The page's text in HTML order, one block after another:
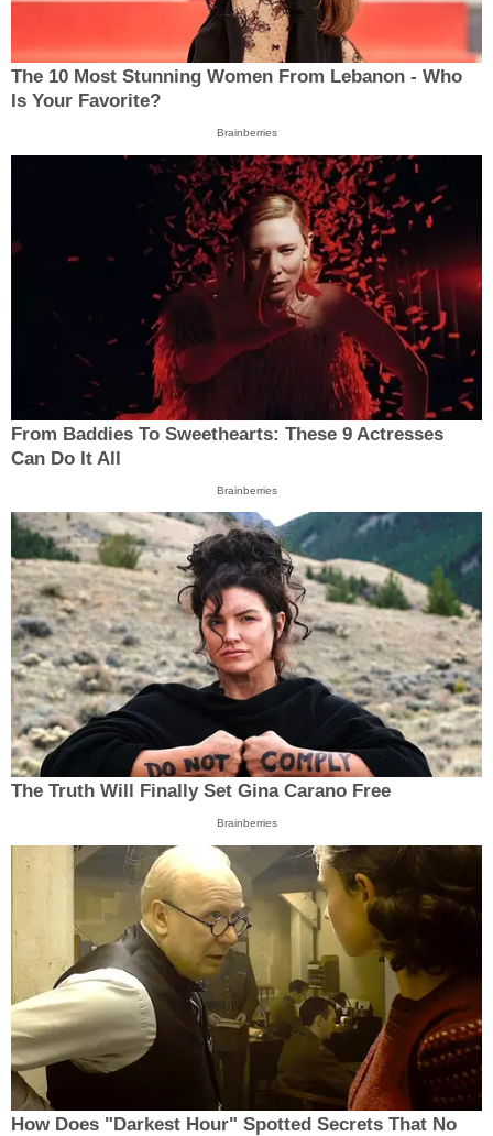
The 10 Most Stunning Women From Lebanon - Who
Is Your Favorite?
Brainberries
From Baddies To Sweethearts: These 9 Actresses
Can Do It All
Brainberries
The Truth Will Finally Set Gina Carano Free
Brainberries
How Does "Darkest Hour" Spotted Secrets That No